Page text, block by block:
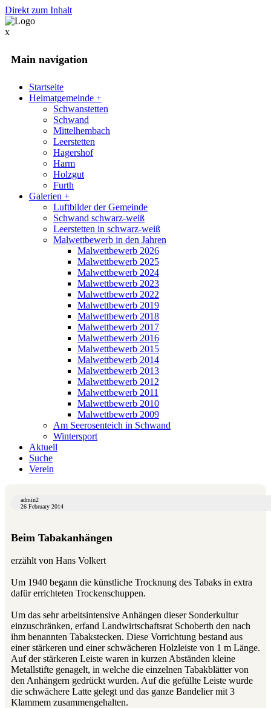
Direkt zum Inhalt
x
Main navigation
Startseite
Heimatgemeinde +
Schwanstetten
Schwand
Mittelhembach
Leerstetten
Hagershof
Harm
Holzgut
Furth
Galerien +
Luftbilder der Gemeinde
Schwand schwarz-weiß
Leerstetten in schwarz-weiß
Malwettbewerb in den Jahren
Malwettbewerb 2026
Malwettbewerb 2025
Malwettbewerb 2024
Malwettbewerb 2023
Malwettbewerb 2022
Malwettbewerb 2019
Malwettbewerb 2018
Malwettbewerb 2017
Malwettbewerb 2016
Malwettbewerb 2015
Malwettbewerb 2014
Malwettbewerb 2013
Malwettbewerb 2012
Malwettbewerb 2011
Malwettbewerb 2010
Malwettbewerb 2009
Am Seerosenteich in Schwand
Wintersport
Aktuell
Suche
Verein
admin2
26 February 2014
Beim Tabakanhängen
erzählt von Hans Volkert
Um 1940 begann die künstliche Trocknung des Tabaks in extra
dafür errichteten Trockenschuppen.
Um das sehr arbeitsintensive Anhängen dieser Sonderkultur
einzuschränken, erfand Landwirtschaftsrat Schoberth den nach
ihm benannten Tabakstecken. Diese Vorrichtung bestand aus
einer stärkeren und einer schwächeren Holzleiste von 1 m Länge.
Auf der stärkeren Leiste waren in kurzen Abständen kleine
Metallstifte genagelt, in welche die einzelnen Tabakblätter von
den Anhängern gedrückt wurden. Auf die gefüllte Leiste wurde
die schwächere Latte gelegt und das ganze Bandelier mit 3
Klammem zusammengehalten.